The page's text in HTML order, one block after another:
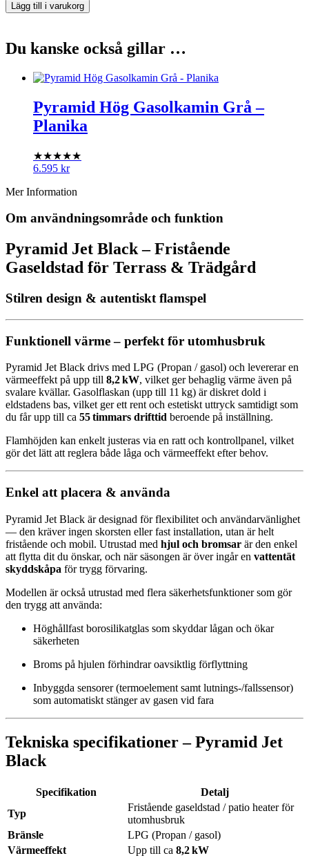
Lägg till i varukorg
Du kanske också gillar …
Pyramid Hög Gasolkamin Grå –
Planika
★★★★★
6.595 kr
Mer Information
Om användningsområde och funktion
Pyramid Jet Black – Fristående
Gaseldstad för Terrass & Trädgård
Stilren design & autentiskt flamspel
Funktionell värme – perfekt för utomhusbruk
Pyramid Jet Black drivs med LPG (Propan / gasol) och levererar en
värmeeffekt på upp till 8,2 kW, vilket ger behaglig värme även på
svalare kvällar. Gasolflaskan (upp till 11 kg) är diskret dold i
eldstadens bas, vilket ger ett rent och estetiskt uttryck samtidigt som
du får upp till ca 55 timmars drifttid beroende på inställning.
Flamhöjden kan enkelt justeras via en ratt och kontrollpanel, vilket
gör det lätt att reglera både låga och värmeeffekt efter behov.
Enkel att placera & använda
Pyramid Jet Black är designad för flexibilitet och användarvänlighet
— den kräver ingen skorsten eller fast installation, utan är helt
fristående och mobil. Utrustad med hjul och bromsar är den enkel
att flytta dit du önskar, och när säsongen är över ingår en vattentät
skyddskåpa för trygg förvaring.
Modellen är också utrustad med flera säkerhetsfunktioner som gör
den trygg att använda:
Höghållfast borosilikatglas som skyddar lågan och ökar
säkerheten
Broms på hjulen förhindrar oavsiktlig förflyttning
Inbyggda sensorer (termoelement samt lutnings‑/fallssensor)
som automatiskt stänger av gasen vid fara
Tekniska specifikationer – Pyramid Jet
Black
Specifikation
Detalj
Typ
Fristående gaseldstad / patio heater för
utomhusbruk
Bränsle
LPG (Propan / gasol)
Värmeeffekt
Upp till ca 8,2 kW